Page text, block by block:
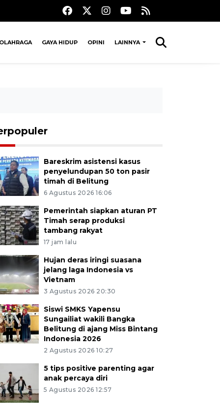
OLAHRAGA GAYA HIDUP OPINI LAINNYA
Bareskrim asistensi kasus
penyelundupan 50 ton pasir
timah di Belitung
6 Agustus 2026 16:06
Pemerintah siapkan aturan PT
Timah serap produksi
tambang rakyat
17 jam lalu
Hujan deras iringi suasana
jelang laga Indonesia vs
Vietnam
3 Agustus 2026 20:30
Siswi SMKS Yapensu
Sungailiat wakili Bangka
Belitung di ajang Miss Bintang
Indonesia 2026
2 Agustus 2026 10:27
5 tips positive parenting agar
anak percaya diri
5 Agustus 2026 12:57